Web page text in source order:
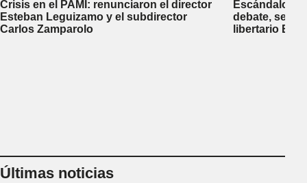
Crisis en el PAMI: renunciaron el director
Esteban Leguizamo y el subdirector
Carlos Zamparolo
Escándalo
debate, se
libertario
Últimas noticias